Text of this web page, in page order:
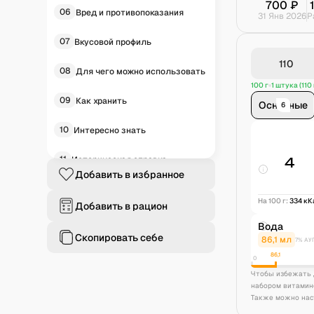
06 Вред и противопоказания
07 Вкусовой профиль
08 Для чего можно использовать
09 Как хранить
10 Интересно знать
11 Историческая справка
Добавить в избранное
Добавить в рацион
Скопировать себе
700 ₽
31 Янв 2026
100 г 1 штука (110
Основные
6
4
На 100 г: 334
Вода
86,1 мл 7%
0 86,1
Чтобы избежать
набором
Также можно